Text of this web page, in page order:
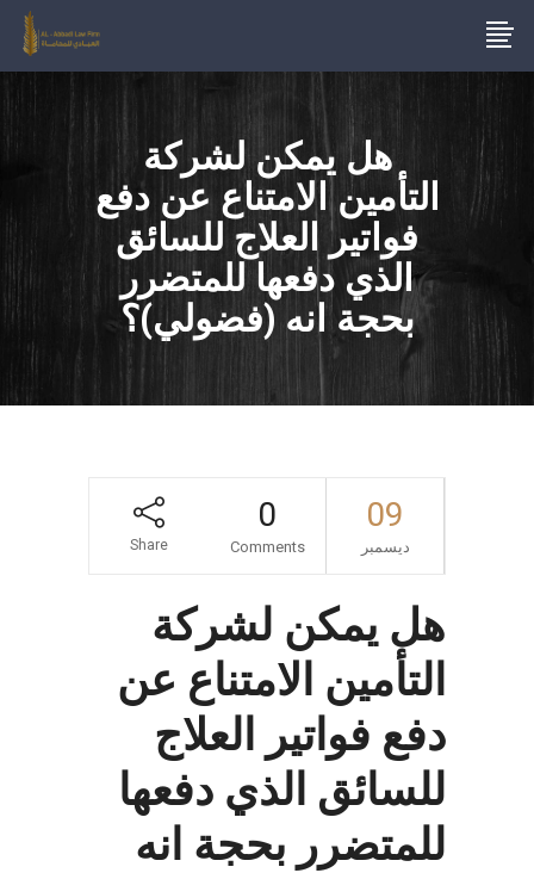
هل يمكن لشركة
التأمين الامتناع عن دفع
فواتير العلاج للسائق
الذي دفعها للمتضرر
بحجة انه (فضولي)؟
09
ديسمبر
0
Comments
Share
هل يمكن لشركة
التأمين الامتناع عن
دفع فواتير العلاج
للسائق الذي دفعها
للمتضرر بحجة انه